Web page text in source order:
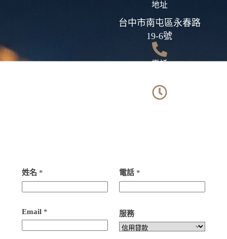
地址
台中市南屯區永春路
19-6號
電話
姓名 * 電話 *
Email * 服務